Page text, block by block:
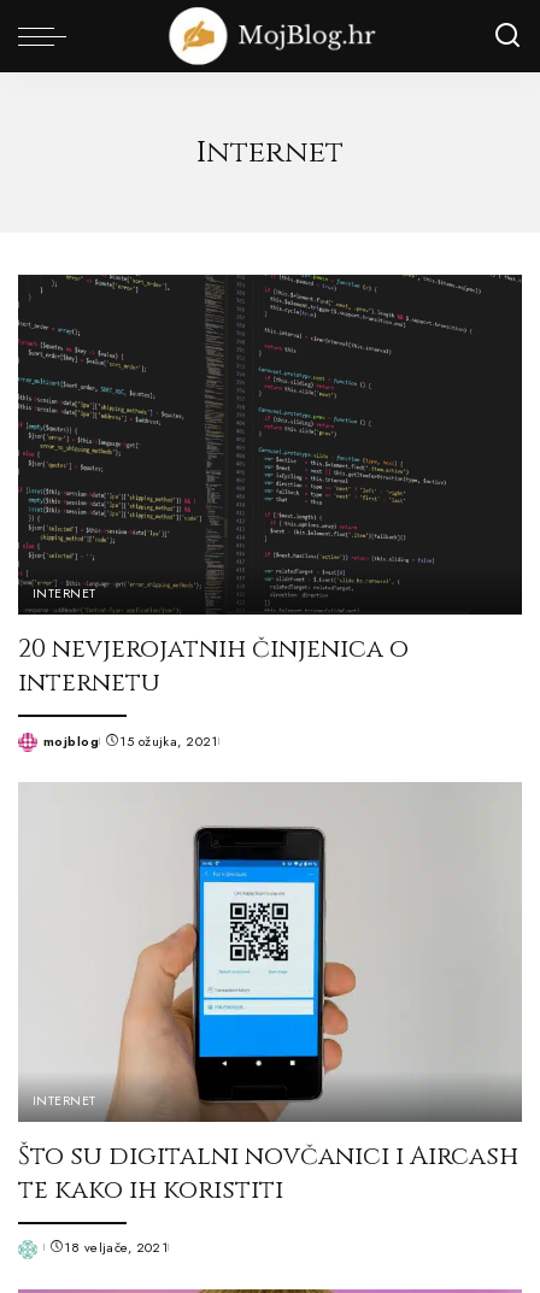
Internet
INTERNET
20 nevjerojatnih činjenica o
internetu
Postedmojblog 15 ožujka, 2021
INTERNET
Što su digitalni novčanici i Aircash
te kako ih koristiti
Posted18 veljače, 2021